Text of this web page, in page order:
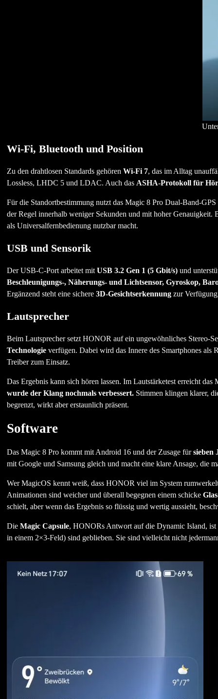
Wi-Fi, Bluetooth und Position
Zu den drahtlosen Standards gehören Wi-Fi 7, das im Alltag
Lossless, LHDC 5 und LDAC. Auch das ASHA-Protokoll für
Für die Standortbestimmung nutzt das Magic 8 Pro Dual-Band-
der Regel innerhalb weniger Sekunden und mit hoher Genauigkeit.
als Universalfernbedienung nutzbar macht.
USB und Sensorik
Der USB-C-Port arbeitet mit USB 3.2 Gen 1 (5 Gbit/s)und
Beschleunigungs-, Näherungs- und Lichtsensor, Gyroskop,
Ergänzend steht eine sichere 3D-Gesichtserkennungzur
Lautsprecher
Beim Lautsprecher setzt HONOR auf ein ungewöhnliches Stereo-
Technologieverfügen. Dabei wird das Innere des Smartphones als
Treiber zum Einsatz.
Das Ergebnis kann sich hören lassen. Im Lautstärketest erreicht
wurde der Klang nochmals verbessert.Stimmen klingen klarer,
begrenzt, wirkt aber erstaunlich präsent.
Software
Das Magic 8 Pro kommt mit Android 16 und der Zusage fürsieben
mit Google und Samsung gleich und macht eine klare Ansage, die
Wer MagicOS kennt weiß, dass HONOR viel im System
Animationen sind weicher und überall begegnen einem schicke
schielt, aber wenn das Ergebnis so flüssig und wertig aussieht,
Die Magic Capsule, HONORs Antwort auf die Dynamic Island, ist
in einem 2×3-Feld) sind geblieben. Sie sind vielleicht nicht